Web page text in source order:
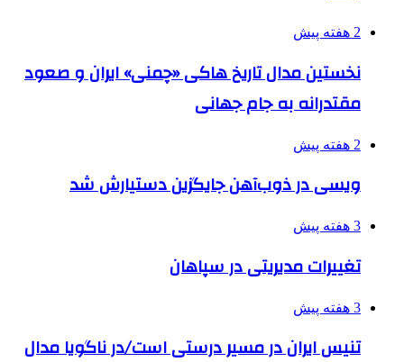
2 هفته پیش
نخستین مدال تاریخ هاکی «چمنی» ایران و صعود
مقتدرانه به جام جهانی
2 هفته پیش
ویسی در ذوب‌آهن جایگزین دستیارش شد
3 هفته پیش
تغییرات مدیریتی در سپاهان
3 هفته پیش
تنیس ایران در مسیر درستی است/در ناگویا مدال